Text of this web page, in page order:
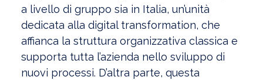
a livello di gruppo sia in Italia, un’unità
dedicata alla digital transformation, che
affianca la struttura organizzativa classica e
supporta tutta l’azienda nello sviluppo di
nuovi processi. D’altra parte, questa